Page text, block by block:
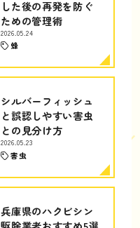
した後の再発を防ぐ
ための管理術
2026.05.24
蜂
シルバーフィッシュ
と誤認しやすい害虫
との見分け方
2026.05.23
害虫
兵庫県のハクビシン